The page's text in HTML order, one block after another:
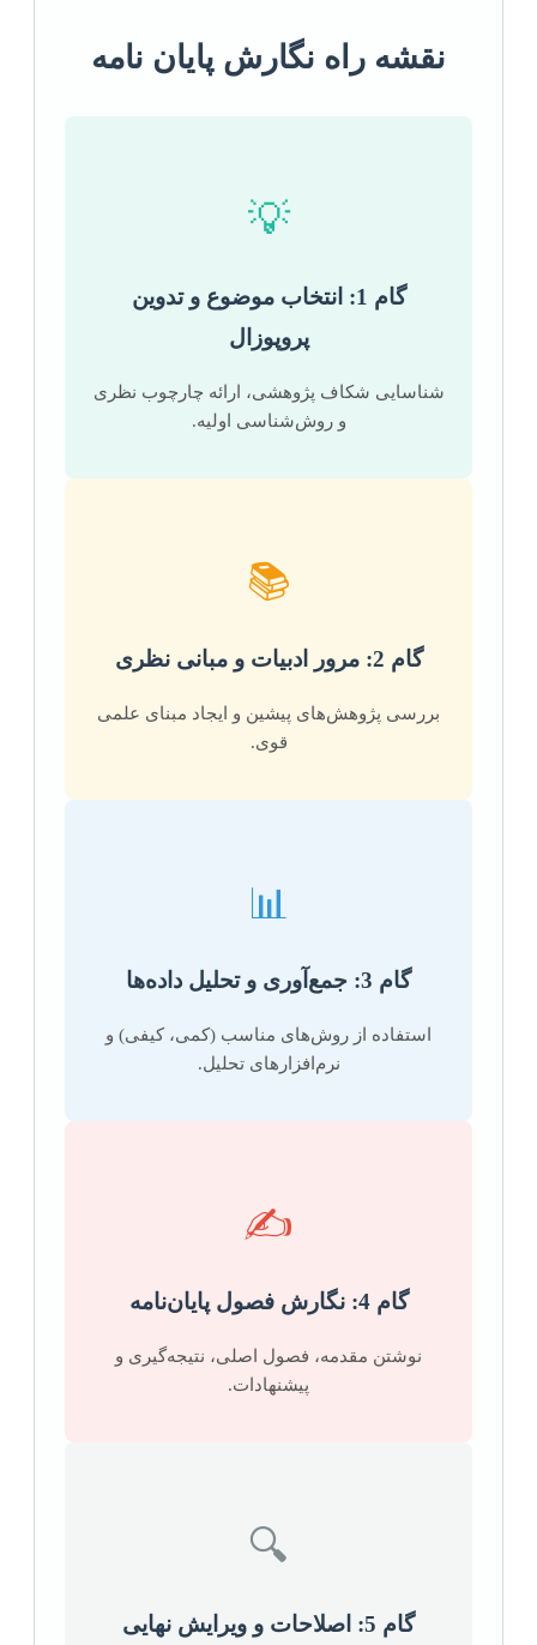
نقشه راه نگارش پایان نامه
💡
گام 1: انتخاب موضوع و تدوین
پروپوزال
شناسایی شکاف پژوهشی، ارائه چارچوب نظری
و روش‌شناسی اولیه.
📚
گام 2: مرور ادبیات و مبانی نظری
بررسی پژوهش‌های پیشین و ایجاد مبنای علمی
قوی.
📊
گام 3: جمع‌آوری و تحلیل داده‌ها
استفاده از روش‌های مناسب (کمی، کیفی) و
نرم‌افزارهای تحلیل.
✍️
گام 4: نگارش فصول پایان‌نامه
نوشتن مقدمه، فصول اصلی، نتیجه‌گیری و
پیشنهادات.
🔍
گام 5: اصلاحات و ویرایش نهایی